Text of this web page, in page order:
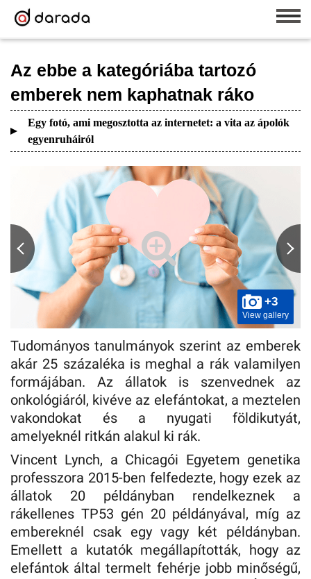
Az ebbe a kategóriába tartozó
emberek nem kaphatnak ráko
Egy fotó, ami megosztotta az internetet: a vita az ápolók
egyenruháiról
+3
View gallery
Tudományos tanulmányok szerint az emberek
akár 25 százaléka is meghal a rák valamilyen
formájában. Az állatok is szenvednek az
onkológiáról, kivéve az elefántokat, a meztelen
vakondokat és a nyugati földikutyát,
amelyeknél ritkán alakul ki rák.
Vincent Lynch, a Chicagói Egyetem genetika
professzora 2015-ben felfedezte, hogy ezek az
állatok 20 példányban rendelkeznek a
rákellenes TP53 gén 20 példányával, míg az
embereknél csak egy vagy két példányban.
Emellett a kutatók megállapították, hogy az
elefántok által termelt fehérje jobb minőségű,